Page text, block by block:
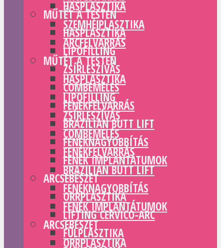
MŰTÉT A TESTEN
HASPLASZTIKA
LIPOFILLING
ZSÍRLESZÍVÁS
COMBEMELÉS
FENÉKFELVARRÁS
BRAZILIAN BUTT LIFT
FENÉKNAGYOBBÍTÁS
FENÉK IMPLANTÁTUMOK
ARCSEBÉSZET
ORRPLASZTIKA
LIFTING CERVICO-ARC
FÜLPLASZTIKA
HASPLASZTIKA
SZEMHÉJPLASZTIKA
ARCFELVARRÁS
MŰTÉT A TESTEN
HASPLASZTIKA
LIPOFILLING
ZSÍRLESZÍVÁS
COMBEMELÉS
FENÉKFELVARRÁS
BRAZILIAN BUTT LIFT
FENÉKNAGYOBBÍTÁS
FENÉK IMPLANTÁTUMOK
ARCSEBÉSZET
ORRPLASZTIKA